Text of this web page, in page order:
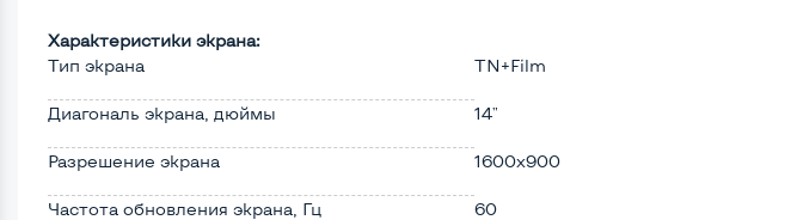
Характеристики экрана:
Тип экрана
TN+Film
Диагональ экрана, дюймы 14"
Разрешение экрана 1600x900
Частота обновления экрана, Гц 60